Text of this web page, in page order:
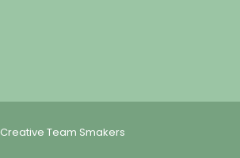
Creative Team Smakers